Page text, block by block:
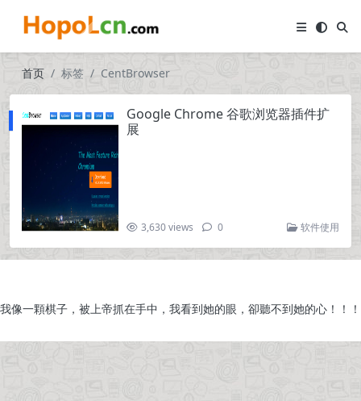
首页 标签 CentBrowser
Google Chrome 谷歌浏览器插件扩
展
3,630 views 0 软件使用
我像一顆棋子，被上帝抓在手中，我看到她的眼，卻聽不到她的心！！！